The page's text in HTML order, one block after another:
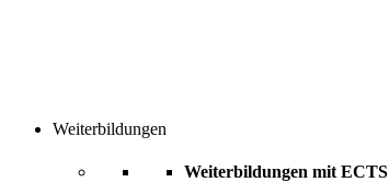
Weiterbildungen
Weiterbildungen mit ECTS